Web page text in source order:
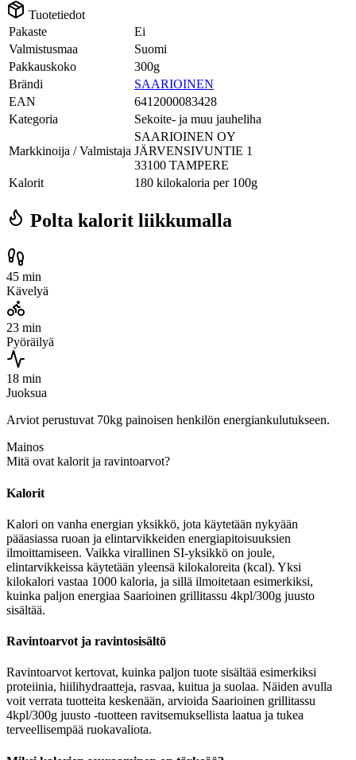
Tuotetiedot
Pakaste
Ei
Valmistusmaa
Suomi
Pakkauskoko
300g
Brändi
SAARIOINEN
EAN
6412000083428
Kategoria
Sekoite- ja muu jauheliha
Markkinoija / Valmistaja
SAARIOINEN OY
JÄRVENSIVUNTIE 1
33100 TAMPERE
Kalorit
180 kilokaloria per 100g
Polta kalorit liikkumalla
45 min
Kävelyä
23 min
Pyöräilyä
18 min
Juoksua
Arviot perustuvat 70kg painoisen henkilön energiankulutukseen.
Mainos
Mitä ovat kalorit ja ravintoarvot?
Kalorit
Kalori on vanha energian yksikkö, jota käytetään nykyään
pääasiassa ruoan ja elintarvikkeiden energiapitoisuuksien
ilmoittamiseen. Vaikka virallinen SI-yksikkö on joule,
elintarvikkeissa käytetään yleensä kilokaloreita (kcal). Yksi
kilokalori vastaa 1000 kaloria, ja sillä ilmoitetaan esimerkiksi,
kuinka paljon energiaa Saarioinen grillitassu 4kpl/300g juusto
sisältää.
Ravintoarvot ja ravintosisältö
Ravintoarvot kertovat, kuinka paljon tuote sisältää esimerkiksi
proteiinia, hiilihydraatteja, rasvaa, kuitua ja suolaa. Näiden avulla
voit verrata tuotteita keskenään, arvioida Saarioinen grillitassu
4kpl/300g juusto -tuotteen ravitsemuksellista laatua ja tukea
terveellisempää ruokavaliota.